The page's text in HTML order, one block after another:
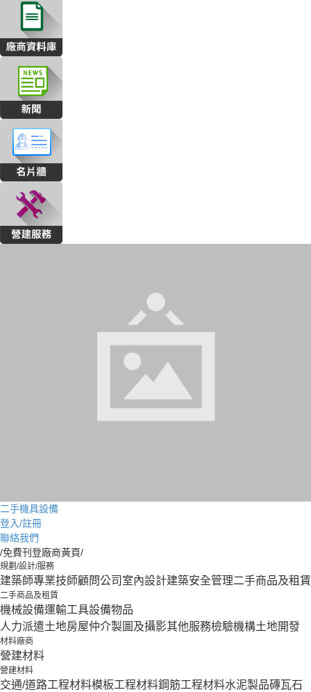
二手機具設備
登入/註冊
聯絡我們
/免費刊登廠商黃頁/
規劃/設計/服務
建築師專業技師顧問公司 室內設計建築安全管理二手商品及租賃
二手商品及租賃
機械設備運輸工具設備物品
人力派遣土地房屋仲介製圖及攝影其他服務檢驗機構土地開發
材料廠商
營建材料
營建材料
交通/道路工程材料模板工程材料鋼筋工程材料水泥製品磚瓦石